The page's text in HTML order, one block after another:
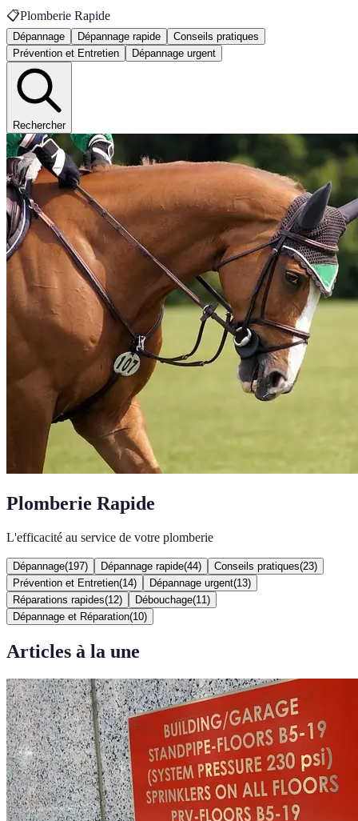
📋Plomberie Rapide
Dépannage Dépannage rapide
Conseils pratiques
Prévention et Entretien
Dépannage urgent
Rechercher
Plomberie Rapide
L'efficacité au service de votre plomberie
Dépannage(197) Dépannage rapide(44) Conseils pratiques(23)
Prévention et Entretien(14) Dépannage urgent(13)
Réparations rapides(12) Débouchage(11 )
Dépannage et Réparation(10)
Articles à la une